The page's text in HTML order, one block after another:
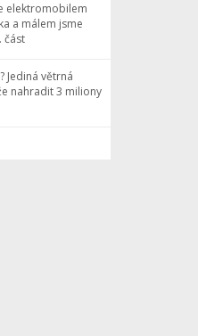
elektromobilem
a málem jsme
část
Jediná větrná
nahradit 3 miliony